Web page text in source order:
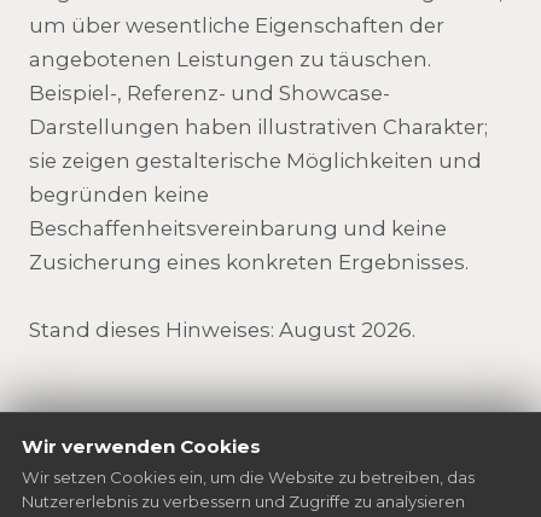
um über wesentliche Eigenschaften der
angebotenen Leistungen zu täuschen.
Beispiel-, Referenz- und Showcase-
Darstellungen haben illustrativen Charakter;
sie zeigen gestalterische Möglichkeiten und
begründen keine
Beschaffenheitsvereinbarung und keine
Zusicherung eines konkreten Ergebnisses.
Stand dieses Hinweises: August 2026.
Wir verwenden Cookies
Wir setzen Cookies ein, um die Website zu betreiben, das
Nutzererlebnis zu verbessern und Zugriffe zu analysieren